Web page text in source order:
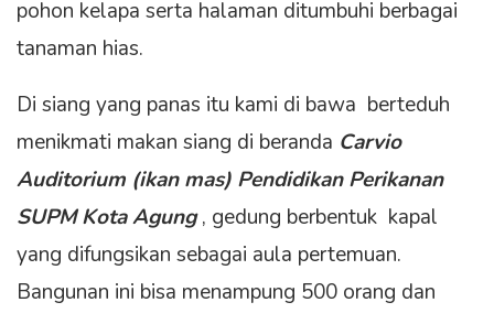
pohon kelapa serta halaman ditumbuhi berbagai
tanaman hias.
Di siang yang panas itu kami di bawa berteduh
menikmati makan siang di beranda Carvio
Auditorium (ikan mas) Pendidikan Perikanan
SUPM Kota Agung, gedung berbentuk kapal
yang difungsikan sebagai aula pertemuan.
Bangunan ini bisa menampung 500 orang dan